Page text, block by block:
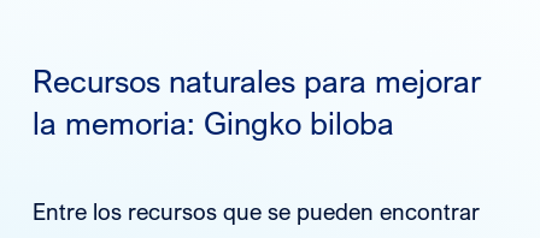
Recursos naturales para mejorar
la memoria: Gingko biloba
Entre los recursos que se pueden encontrar